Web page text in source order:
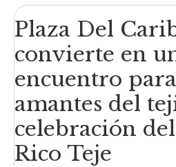
Plaza Del
convierte en
encuentro
amantes del
celebración
Rico Teje